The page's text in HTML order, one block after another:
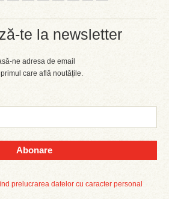
te la newsletter
ne adresa de email
care află noutățile.
Abonare
prelucrarea datelor cu caracter personal